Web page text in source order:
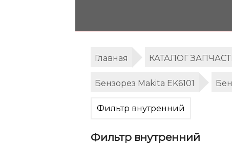
Главная КАТАЛОГ
Бензорез Makita EK6101
Фильтр внутренний
Фильтр внутренний